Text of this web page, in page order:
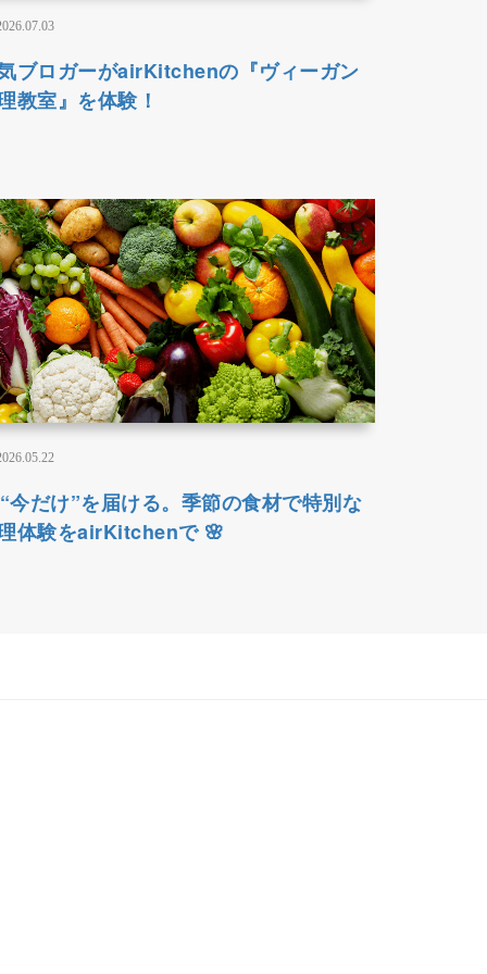
ブロガーがairKitchenの『ヴィーガン
教室』を体験！
今だけ”を届ける。季節の食材で特別な
体験をairKitchenで 🌸